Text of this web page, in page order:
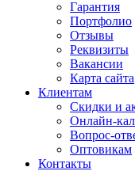
Гарантия
Портфолио
Отзывы
Реквизиты
Вакансии
Карта сайта
Клиентам
Скидки и
Онлайн-
Вопрос-
Оптовикам
Контакты